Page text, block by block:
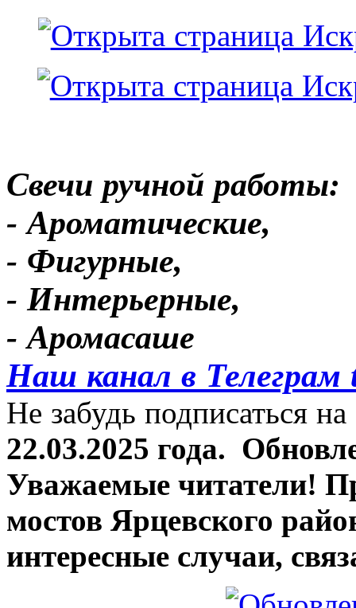
Свечи ручной работы:
- Ароматические,
- Фигурные,
- Интерьерные,
- Аромасаше
Наш канал в Телеграм
Не забудь подписаться
22.03.2025 года.
Уважаемые читатели!
мостов Ярцевского
интересные случаи,